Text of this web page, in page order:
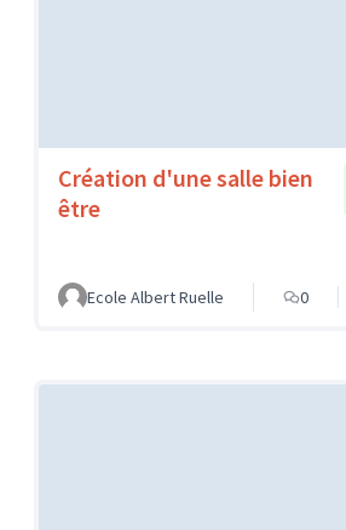
Création d'une salle bien
être
Ecole Albert Ruelle 0